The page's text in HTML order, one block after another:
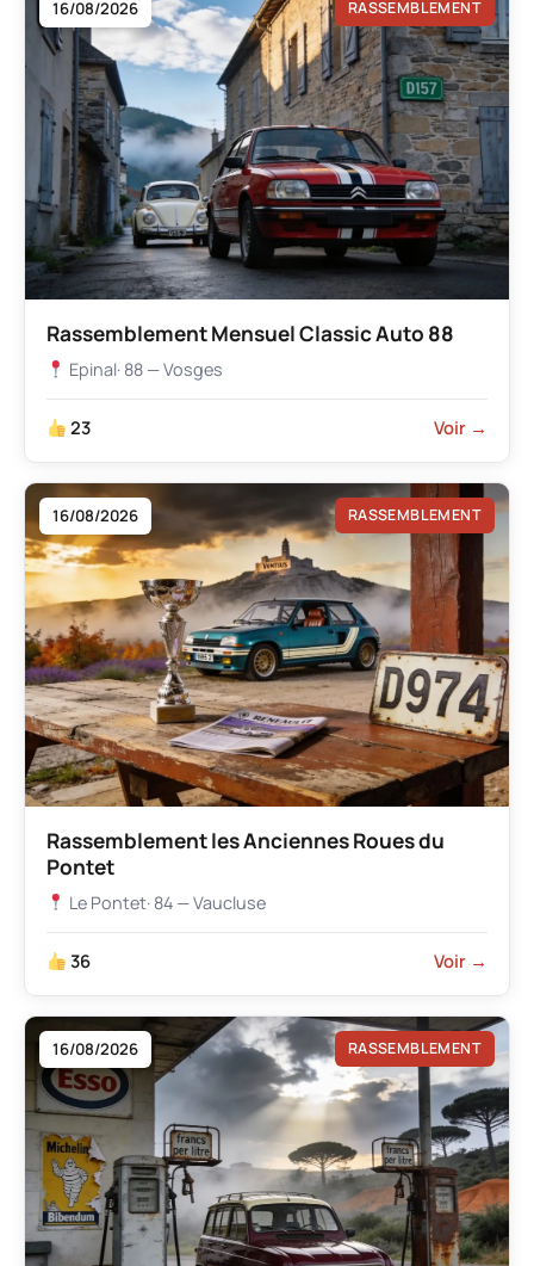
16/08/2026 RASSEMBLEMENT
Rassemblement Mensuel Classic Auto 88
Epinal· 88 — Vosges
23 Voir →
16/08/2026 RASSEMBLEMENT
Rassemblement les Anciennes Roues du
Pontet
Le Pontet· 84 — Vaucluse
36 Voir →
16/08/2026 RASSEMBLEMENT